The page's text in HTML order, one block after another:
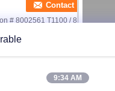
Contact
# 8002561 T1100 / 800
produit: 504500126 Idler
9:34 AM